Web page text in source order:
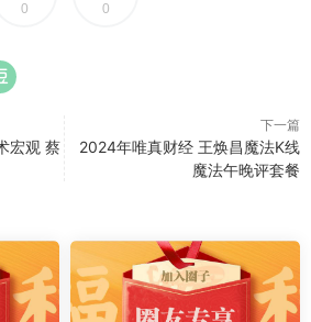
0 0
宏观 蔡
下一篇
2024年唯真财经 王焕昌魔法K线
魔法午晚评套餐